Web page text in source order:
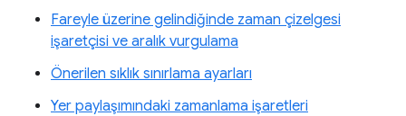
Fareyle üzerine gelindiğinde zaman çizelgesi
işaretçisi ve aralık vurgulama
Önerilen sıklık sınırlama ayarları
Yer paylaşımındaki zamanlama işaretleri